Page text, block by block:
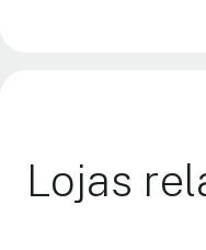
Lojas